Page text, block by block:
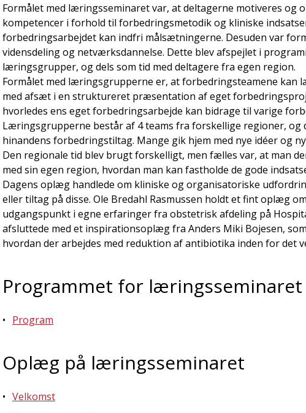
Formålet med læringsseminaret var, at deltagerne motiveres og
kompetencer i forhold til forbedringsmetodik og kliniske
forbedringsarbejdet kan indfri målsætningerne. Desuden var
vidensdeling og netværksdannelse. Dette blev afspejlet i
læringsgrupper, og dels som tid med deltagere fra egen region.
Formålet med læringsgrupperne er, at forbedringsteamene kan
med afsæt i en struktureret præsentation af eget
hvorledes ens eget forbedringsarbejde kan bidrage til varige
Læringsgrupperne består af 4 teams fra forskellige regioner, og
hinandens forbedringstiltag. Mange gik hjem med nye idéer og
Den regionale tid blev brugt forskelligt, men fælles var, at man
med sin egen region, hvordan man kan fastholde de gode
Dagens oplæg handlede om kliniske og organisatoriske
eller tiltag på disse. Ole Bredahl Rasmussen holdt et fint oplæg
udgangspunkt i egne erfaringer fra obstetrisk afdeling på
afsluttede med et inspirationsoplæg fra Anders Miki Bojesen,
hvordan der arbejdes med reduktion af antibiotika inden for det
Programmet for læringsseminaret
Program
Oplæg på læringsseminaret
Velkomst